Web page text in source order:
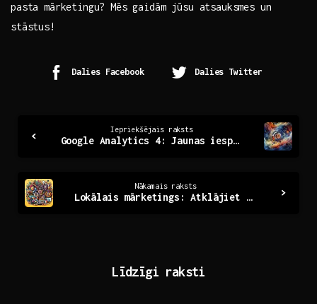
pasta mārketingu? Mēs gaidām jūsu atsauksmes un
stāstus!
Dalies Facebook Dalies Twitter
Reading
Iepriekšējais raksts
Google Analytics 4: Jaunas iespējas datu analīzē
Nākamais raksts
Lokālais mārketings: Atklājiet sava reģiona iespējas
Līdzīgi raksti